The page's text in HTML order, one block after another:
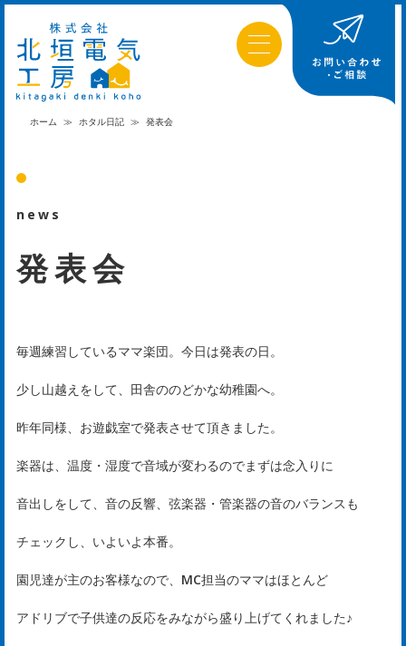
ホーム ≫ ホタル日記 ≫ 発表会
news
発表会
毎週練習しているママ楽団。今日は発表の日。
少し山越えをして、田舎ののどかな幼稚園へ。
昨年同様、お遊戯室で発表させて頂きました。
楽器は、温度・湿度で音域が変わるのでまずは念入りに
音出しをして、音の反響、弦楽器・管楽器の音のバランスも
チェックし、いよいよ本番。
園児達が主のお客様なので、MC担当のママはほとんど
アドリブで子供達の反応をみながら盛り上げてくれました♪